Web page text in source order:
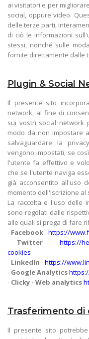
ai visitatori e per
social, oppure video.
delle terze parti,
di ciò le informazioni
stessi, nonché sulle
fornite direttamente dalle
Plugin & Social
Il presente sito
network, al fine di
sui vostri social network
modo da non impostare
salvaguardare la
vengono impostati, se
l'utente fa effettivo e
che se l'utente naviga
già acconsentito all'uso
momento dell'iscrizione al
La raccolta e l'uso delle
sono regolati dalle
alle quali si prega di fare
- Facebook-https://
- Twitter - https://
cookies
- LinkedIn -https://
- Google Analytics
- Clicky - Web analytics
Trasferimento di
Il presente sito